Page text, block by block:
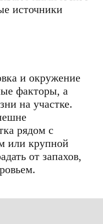
источники
и окружение
факторы, а
на участке.
рядом с
или крупной
от запахов,